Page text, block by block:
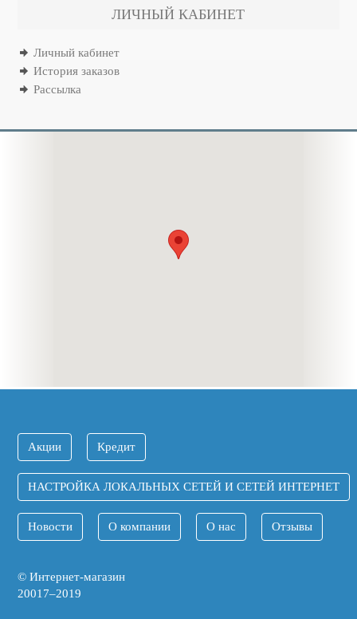
ЛИЧНЫЙ КАБИНЕТ
Личный кабинет
История заказов
Рассылка
Акции Кредит
НАСТРОЙКА ЛОКАЛЬНЫХ СЕТЕЙ И СЕТЕЙ ИНТЕРНЕТ
Новости О компании О нас Отзывы
© Интернет-магазин
20017–2019